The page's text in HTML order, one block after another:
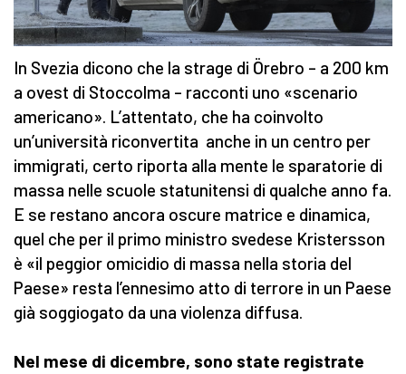
In Svezia dicono che la strage di Örebro – a 200 km
a ovest di Stoccolma – racconti uno «scenario
americano». L’attentato, che ha coinvolto
un’università riconvertita anche in un centro per
immigrati, certo riporta alla mente le sparatorie di
massa nelle scuole statunitensi di qualche anno fa.
E se restano ancora oscure matrice e dinamica,
quel che per il primo ministro svedese Kristersson
è «il peggior omicidio di massa nella storia del
Paese» resta l’ennesimo atto di terrore in un Paese
già soggiogato da una violenza diffusa.
Nel mese di dicembre, sono state registrate